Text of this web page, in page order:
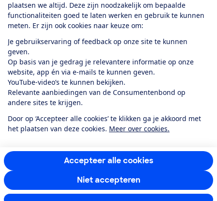
plaatsen we altijd. Deze zijn noodzakelijk om bepaalde
functionaliteiten goed te laten werken en gebruik te kunnen
meten. Er zijn ook cookies naar keuze om:
Je gebruikservaring of feedback op onze site te kunnen
geven.
Op basis van je gedrag je relevantere informatie op onze
website, app én via e-mails te kunnen geven.
YouTube-video’s te kunnen bekijken.
Relevante aanbiedingen van de Consumentenbond op
andere sites te krijgen.
Door op ‘Accepteer alle cookies’ te klikken ga je akkoord met
het plaatsen van deze cookies. Meer over cookies.
Accepteer alle cookies
Niet accepteren
Alles over de
app
Algemene Voorwaarden
Privacyverklaring
Cookiebeleid
Privacyvoorkeuren
Toegankelijkheid
RSS-feed nieuws
Facebook
TwitterInstagram
YoutubeLinkedIn
12.901consumentenbeoordelen de Consumentenbondmet gemiddeld